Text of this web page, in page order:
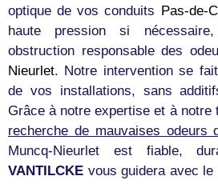
optique de vos conduits
Pas-de-
haute pression si
obstruction responsable des
Nieurlet. Notre intervention se
de vos installations, sans
Grâce à notre expertise et à notre
recherche de mauvaises odeurs
Muncq-Nieurlet est fiable,
VANTILCKE vous guidera avec